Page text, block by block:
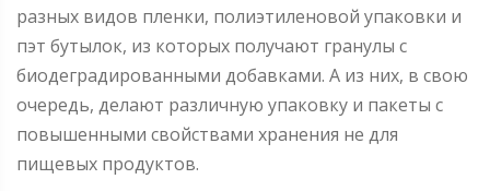
разных видов пленки, полиэтиленовой упаковки и
пэт бутылок, из которых получают гранулы с
биодеградированными добавками. А из них, в свою
очередь, делают различную упаковку и пакеты с
повышенными свойствами хранения не для
пищевых продуктов.